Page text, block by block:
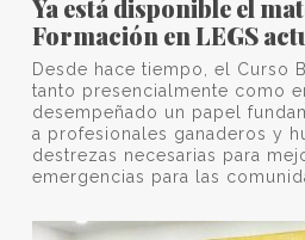
Ya está disponible el
Formación en LEGS
Desde hace tiempo, el Curso
tanto presencialmente como
desempeñado un papel
a profesionales ganaderos y
destrezas necesarias para
emergencias para las